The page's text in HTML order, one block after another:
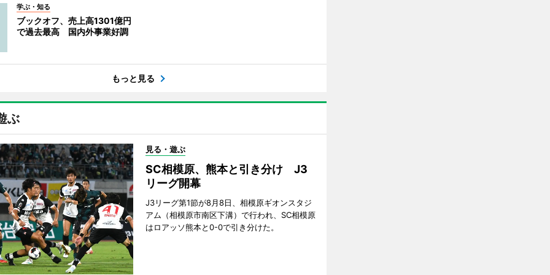
学ぶ・知る
ブックオフ、売上高1301億円
で過去最高 国内外事業好調
もっと見る
ぶ
見る・遊ぶ
SC相模原、熊本と引き分け J3
リーグ開幕
J3リーグ第1節が8月8日、相模原ギオンスタジ
アム（相模原市南区下溝）で行われ、SC相模原
はロアッソ熊本と0-0で引き分けた。